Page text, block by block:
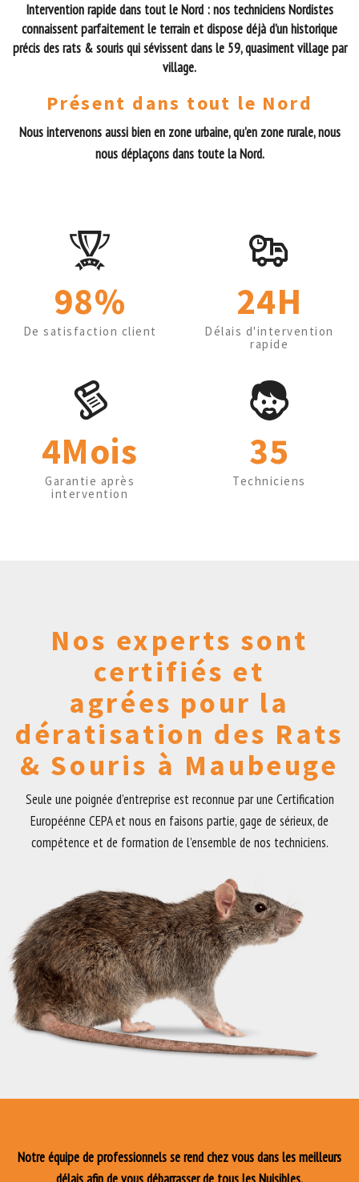
Intervention rapide dans tout le Nord : nos techniciens Nordistes
connaissent parfaitement le terrain et dispose déjà d’un historique
précis des rats & souris qui sévissent dans le 59, quasiment village par
village.
Présent dans tout le Nord
Nous intervenons aussi bien en zone urbaine, qu’en zone rurale, nous
nous déplaçons dans toute la Nord.
98%
De satisfaction client
24H
Délais d'intervention
rapide
4Mois
Garantie après
intervention
35
Techniciens
Nos experts sont
certifiés et
agrées pour la
dératisation des Rats
& Souris à Maubeuge
Seule une poignée d’entreprise est reconnue par une Certification
Européénne CEPA et nous en faisons partie, gage de sérieux, de
compétence et de formation de l’ensemble de nos techniciens.
Notre équipe de professionnels se rend chez vous dans les meilleurs